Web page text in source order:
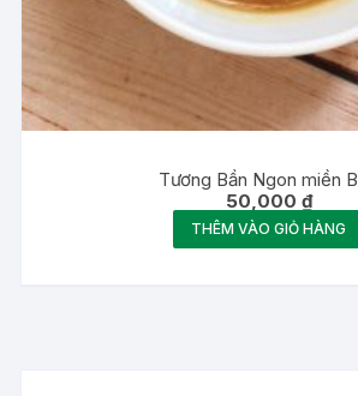
Tương Bần Ngon miền
50,000 ₫
THÊM VÀO GIỎ HÀNG